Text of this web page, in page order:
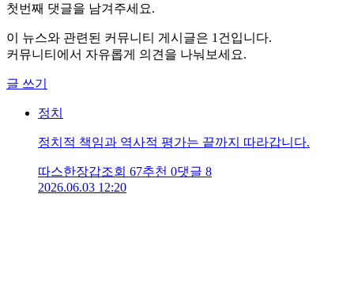
첫번째 댓글을 남겨주세요.
이 뉴스와 관련된 커뮤니티 게시글은 1 건입니다.
커뮤니티에서 자유롭게 의견을 나눠보세요.
글 쓰기
정치
정치적 책임과 역사적 평가는 끝까지 따라갑니다.
따스한장갑조회 67추천 0댓글 8
2026.06.03 12:20